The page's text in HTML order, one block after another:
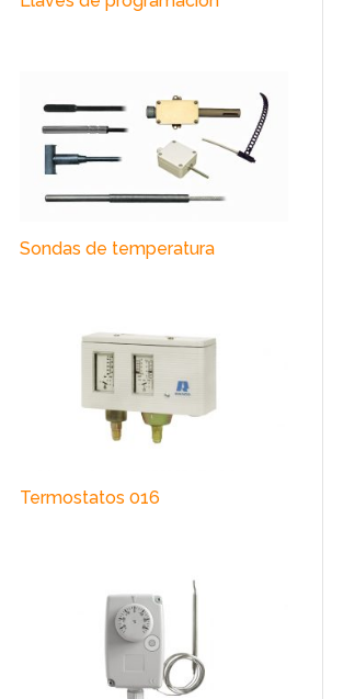
Sondas de temperatura
Termostatos 016